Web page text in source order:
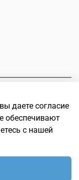
для бизнеса.
для
даете согласие
обеспечивают
с нашей